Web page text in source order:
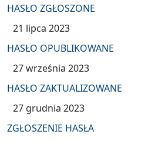
HASŁO ZGŁOSZONE
21 lipca 2023
HASŁO OPUBLIKOWANE
27 września 2023
HASŁO ZAKTUALIZOWANE
27 grudnia 2023
ZGŁOSZENIE HASŁA